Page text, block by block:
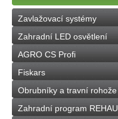
Zavlažovací systémy
Zahradní LED osvětlení
AGRO CS Profi
Fiskars
Obrubníky a travní rohože
Zahradní program REHAU